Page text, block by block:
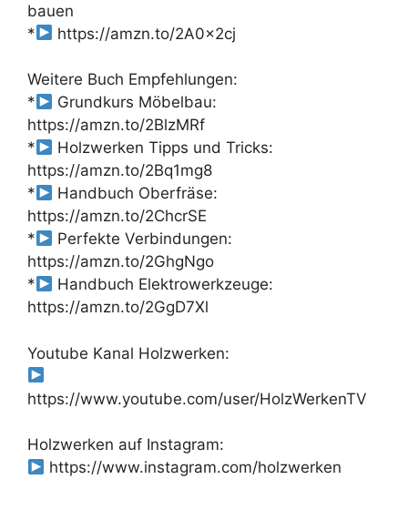
bauen
*
https://amzn.to/2A0x2cj
Weitere Buch Empfehlungen:
*
Grundkurs Möbelbau:
https://amzn.to/2BlzMRf
*
Holzwerken Tipps und Tricks:
https://amzn.to/2Bq1mg8
*
Handbuch Oberfräse:
https://amzn.to/2ChcrSE
*
Perfekte Verbindungen:
https://amzn.to/2GhgNgo
*
Handbuch Elektrowerkzeuge:
https://amzn.to/2GgD7Xl
Youtube Kanal Holzwerken:
https://www.youtube.com/user/HolzWerkenTV
Holzwerken auf Instagram:
https://www.instagram.com/holzwerken